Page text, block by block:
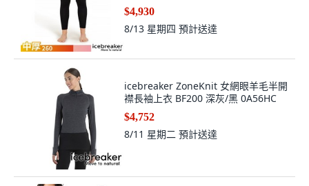
$4,930
8/13 星期四 預計送達
icebreaker ZoneKnit 女網眼羊毛半開
襟長袖上衣 BF200 深灰/黑 0A56HC
$4,752
8/11 星期二 預計送達